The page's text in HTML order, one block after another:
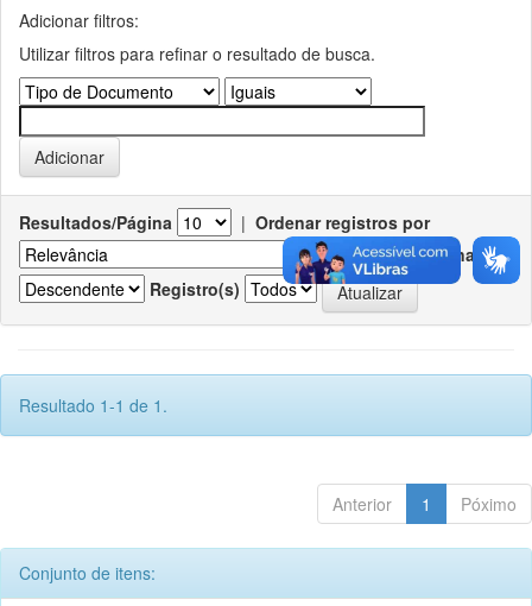
Adicionar filtros:
Utilizar filtros para refinar o resultado de busca.
Resultados/Página | Ordenar registros por
Ordenar
Registro(s)
Resultado 1-1 de 1.
Anterior 1 Póximo
Conjunto de itens: